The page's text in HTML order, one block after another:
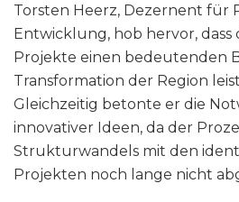
Torsten Heerz, Dezernent für
Entwicklung, hob hervor,
Projekte einen bedeutenden
Transformation der Region
Gleichzeitig betonte er die
innovativer Ideen, da der
Strukturwandels mit den
Projekten noch lange nicht